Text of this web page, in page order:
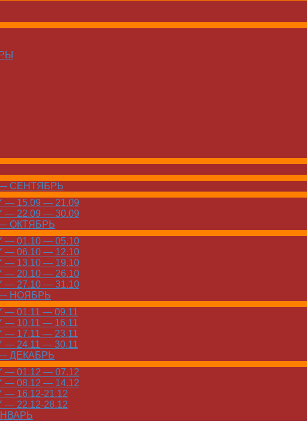
— СЕНТЯБРЬ
— 15.09 — 21.09
— 22.09 — 30.09
ОКТЯБРЬ
— 01.10 — 05.10
— 06.10 — 12.10
— 13.10 — 19.10
— 20.10 — 26.10
— 27.10 — 31.10
— НОЯБРЬ
— 01.11 — 09.11
— 10.11 — 16.11
— 17.11 — 23.11
— 24.11 — 30.11
ДЕКАБРЬ
— 01.12 — 07.12
— 08.12 — 14.12
— 16.12-21.12
— 22.12-28.12